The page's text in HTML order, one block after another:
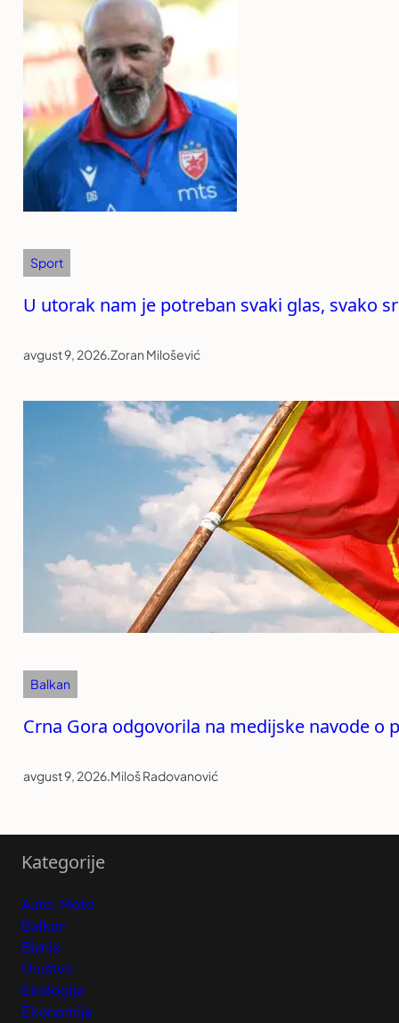
Sport
U utorak nam je potreban svaki glas, svako
avgust 9, 2026.Zoran Milošević
Balkan
Crna Gora odgovorila na medijske navode o
avgust 9, 2026.Miloš Radovanović
Kategorije
Auto-Moto
Balkan
Biznis
Društvo
Ekologija
Ekonomija